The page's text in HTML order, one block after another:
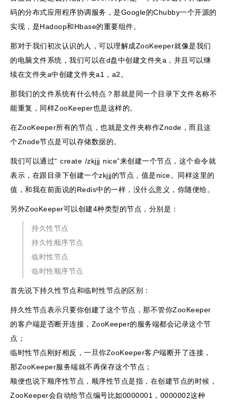
码的分布式应用程序协调服务，是Google的Chubby一个开源的
实现，是Hadoop和Hbase的重要组件。
那对于我们初次认识的人，可以理解成ZooKeeper就像是我们
的电脑文件系统，我们可以在d盘中创建文件夹a，并且可以继
续在文件夹a中创建文件夹a1，a2。
那我们的文件系统有什么特点？那就是同一个目录下文件名称不
能重复，同样ZooKeeper也是这样的。
在ZooKeeper所有的节点，也就是文件夹称作Znode，而且这
个Znode节点是可以存储数据的。
我们可以通过“ create /zkjjj nice”来创建一个节点，这个命令就
表示，在跟目录下创建一个zkjjj的节点，值是nice。同样这里的
值，和我在前面说的Redis中的一样，没什么意义，你随便给。
另外ZooKeeper可以创建4种类型的节点，分别是：
持久性节点
持久性顺序节点
临时性节点
临时性顺序节点
首先说下持久性节点和临时性节点的区别：
持久性节点表示只要你创建了这个节点，那不管你ZooKeeper
的客户端是否断开连接，ZooKeeper的服务端都会记录这个节
点；
临时性节点刚好相反，一旦你ZooKeeper客户端断开了连接，
那ZooKeeper服务端就不再保存这个节点；
顺便也说下顺序性节点，顺序性节点是指，在创建节点的时候，
ZooKeeper会自动给节点编号比如0000001，0000002这种